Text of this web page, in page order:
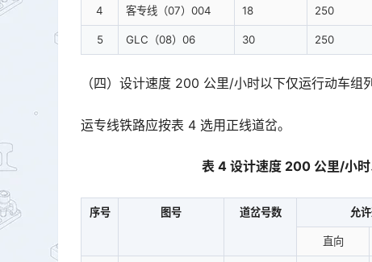
4 客专线（07）004 18 250
5 GLC（08）06 30 250
（四）设计速度 200 公里/小时以下仅运行动车组
运专线铁路应按表 4 选用正线道岔。
表 4 设计速度 200 公里/小
序号 图号 道岔号数 允
直向